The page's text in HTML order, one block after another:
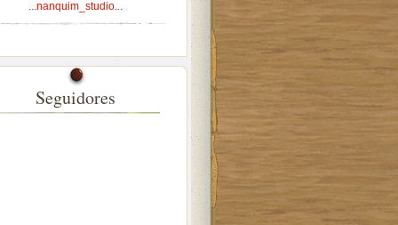
...nanquim_studio...
Seguidores